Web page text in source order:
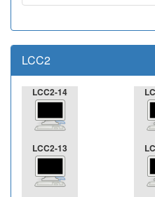
LCC2
LCC2-14
LCC2-13